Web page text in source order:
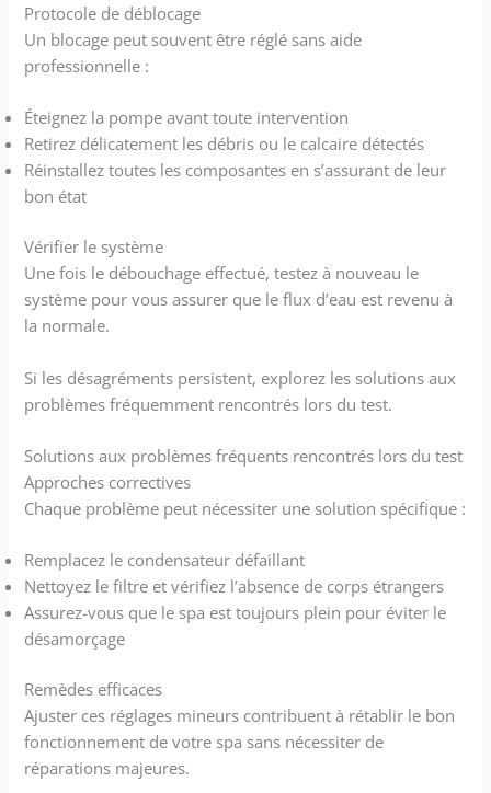
Protocole de déblocage
Un blocage peut souvent être réglé sans aide
professionnelle :
Éteignez la pompe avant toute intervention
Retirez délicatement les débris ou le calcaire détectés
Réinstallez toutes les composantes en s’assurant de leur
bon état
Vérifier le système
Une fois le débouchage effectué, testez à nouveau le
système pour vous assurer que le flux d’eau est revenu à
la normale.
Si les désagréments persistent, explorez les solutions aux
problèmes fréquemment rencontrés lors du test.
Solutions aux problèmes fréquents rencontrés lors du test
Approches correctives
Chaque problème peut nécessiter une solution spécifique :
Remplacez le condensateur défaillant
Nettoyez le filtre et vérifiez l’absence de corps étrangers
Assurez-vous que le spa est toujours plein pour éviter le
désamorçage
Remèdes efficaces
Ajuster ces réglages mineurs contribuent à rétablir le bon
fonctionnement de votre spa sans nécessiter de
réparations majeures.